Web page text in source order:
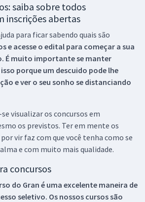
saiba sobre todos
inscrições abertas
para ficar sabendo quais são
e acesse o edital para começar a sua
É muito importante se manter
porque um descuido pode lhe
e ver o seu sonho se distanciando
visualizar os concursos em
os previstos. Ter em mente os
vir faz com que você tenha como se
e com muito mais qualidade.
concursos
do Gran é uma excelente maneira de
seletivo. Os nossos cursos são